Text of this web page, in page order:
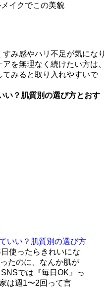
イクでこの美貌
み感やハリ不足が気になり
を無理なく続けたい方は、
みると取り入れやすいで
い？肌質別の選び方とおす
いい？肌質別の選び方
日使ったらきれいにな
たのに、なんか肌が
では『毎日OK』っ
は週1〜2回って言